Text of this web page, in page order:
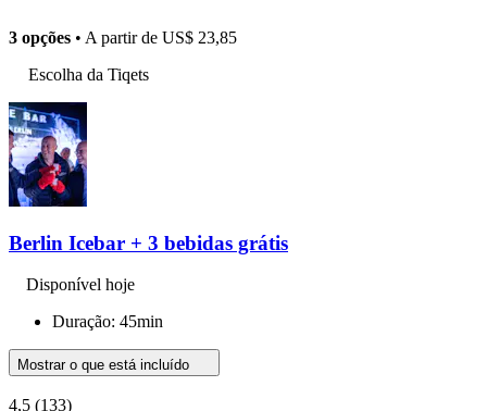
3 opções • A partir de US$ 23,85
Escolha da Tiqets
Berlin Icebar + 3 bebidas grátis
Disponível hoje
Duração: 45min
Mostrar o que está incluído
4,5 (133)